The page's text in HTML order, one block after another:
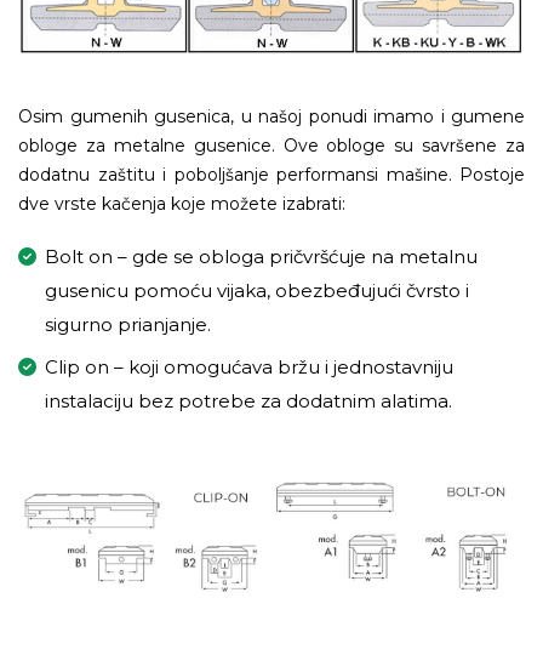
Osim gumenih gusenica, u našoj ponudi imamo i gumene
obloge za metalne gusenice. Ove obloge su savršene za
dodatnu zaštitu i poboljšanje performansi mašine. Postoje
dve vrste kačenja koje možete izabrati:
Bolt on – gde se obloga pričvršćuje na metalnu
gusenicu pomoću vijaka, obezbeđujući čvrsto i
sigurno prianjanje.
Clip on – koji omogućava bržu i jednostavniju
instalaciju bez potrebe za dodatnim alatima.